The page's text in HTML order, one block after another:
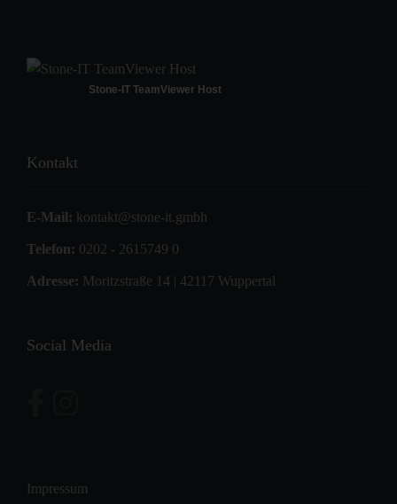
Stone-IT TeamViewer Host
Kontakt
E-Mail: kontakt@stone-it.gmbh
Telefon: 0202 - 2615749 0
Adresse: Moritzstraße 14 | 42117 Wuppertal
Social Media
Impressum